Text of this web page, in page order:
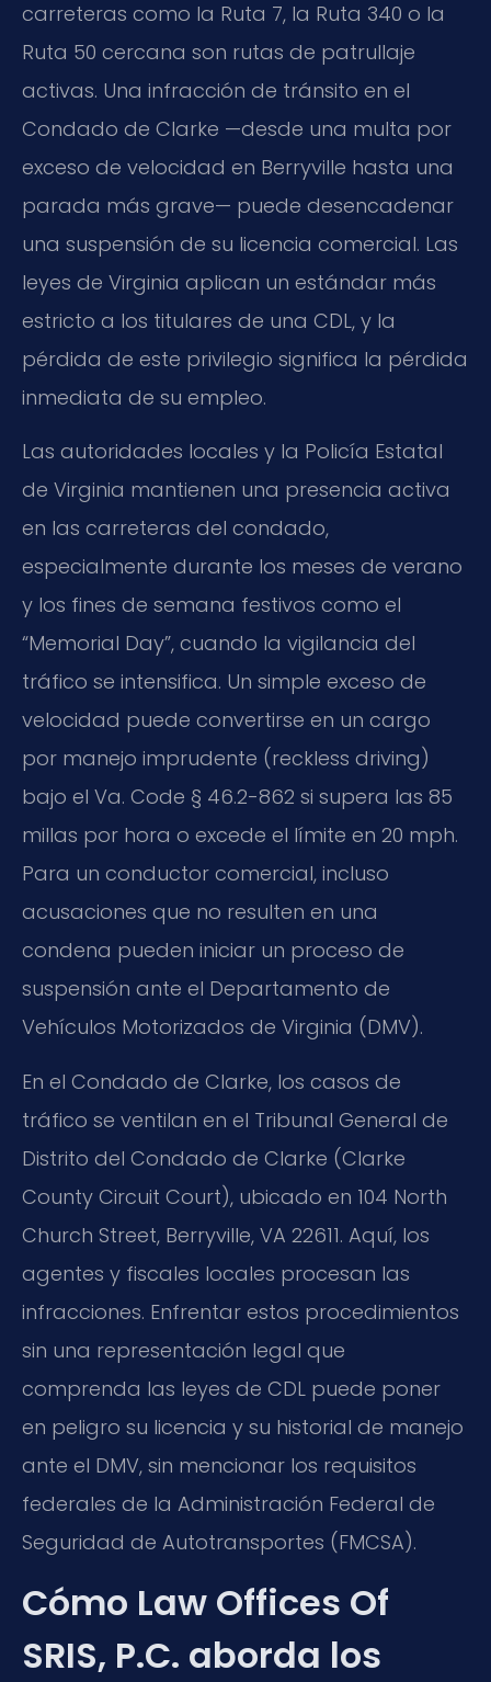
carreteras como la Ruta 7, la Ruta 340 o la
Ruta 50 cercana son rutas de patrullaje
activas. Una infracción de tránsito en el
Condado de Clarke —desde una multa por
exceso de velocidad en Berryville hasta una
parada más grave— puede desencadenar
una suspensión de su licencia comercial. Las
leyes de Virginia aplican un estándar más
estricto a los titulares de una CDL, y la
pérdida de este privilegio significa la pérdida
inmediata de su empleo.
Las autoridades locales y la Policía Estatal
de Virginia mantienen una presencia activa
en las carreteras del condado,
especialmente durante los meses de verano
y los fines de semana festivos como el
“Memorial Day”, cuando la vigilancia del
tráfico se intensifica. Un simple exceso de
velocidad puede convertirse en un cargo
por manejo imprudente (reckless driving)
bajo el Va. Code § 46.2-862 si supera las 85
millas por hora o excede el límite en 20 mph.
Para un conductor comercial, incluso
acusaciones que no resulten en una
condena pueden iniciar un proceso de
suspensión ante el Departamento de
Vehículos Motorizados de Virginia (DMV).
En el Condado de Clarke, los casos de
tráfico se ventilan en el Tribunal General de
Distrito del Condado de Clarke (Clarke
County Circuit Court), ubicado en 104 North
Church Street, Berryville, VA 22611. Aquí, los
agentes y fiscales locales procesan las
infracciones. Enfrentar estos procedimientos
sin una representación legal que
comprenda las leyes de CDL puede poner
en peligro su licencia y su historial de manejo
ante el DMV, sin mencionar los requisitos
federales de la Administración Federal de
Seguridad de Autotransportes (FMCSA).
Cómo Law Offices Of
SRIS, P.C. aborda los